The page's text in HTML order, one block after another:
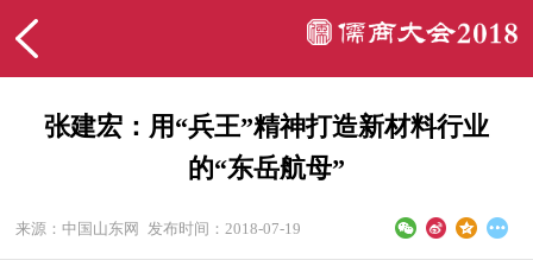
张建宏：用“兵王”精神打造新材料行业
的“东岳航母”
来源：中国山东网 发布时间：2018-07-19